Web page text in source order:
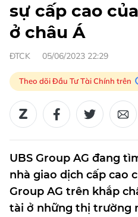
sự cấp cao
ở châu Á
ĐTCK 05/06/2023 22:29
Theo dõi Đầu Tư Tài Chính trên
UBS Group AG đang
nhà giao dịch cấp cao
Group AG trên khắp
tài ở những thị trường